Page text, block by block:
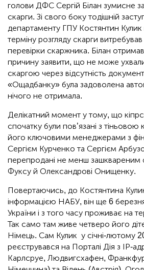
голови ДФС Сергій Білан зумисне
скарги. Зі свого боку тодішній
департаменту ГПУ Костянтин Кулик
терміну розгляду скарги витребував
перевірки скаржника. Білан
причину заявити, що не може
скаргою через відсутність
«Ощадбанку» була задоволена
нічого не отримала.
Делікатний момент у тому, що
спочатку були пов’язані з
його ключовими менеджерами з
Сергієм Курченко та Сергієм
перепродані не менш зашквареним
Фуксу й Олександрові Онищенку.
Повертаючись, до Костянтина
інформацією НАБУ, він ще 6
України і з того часу проживає на
Так само там живе четверо його
Німець. Сам Кулик у січні-лютому
реєструвався на Порталі Дія з ІР-
Карлсруе, Людвигсхафен,